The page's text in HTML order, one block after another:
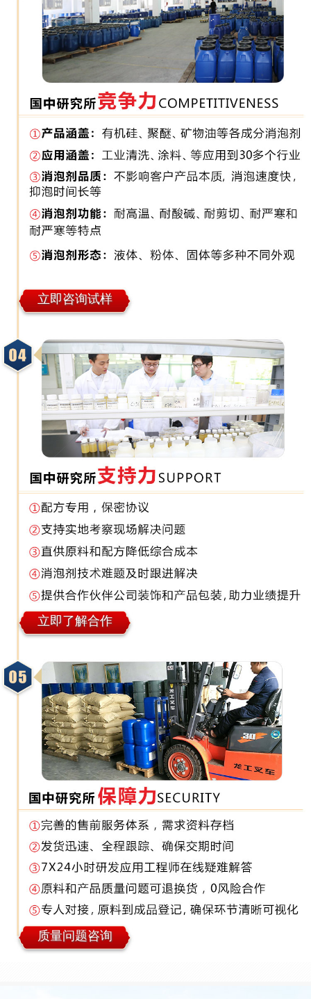
立即咨询试样
立即了解合作
质量问题咨询